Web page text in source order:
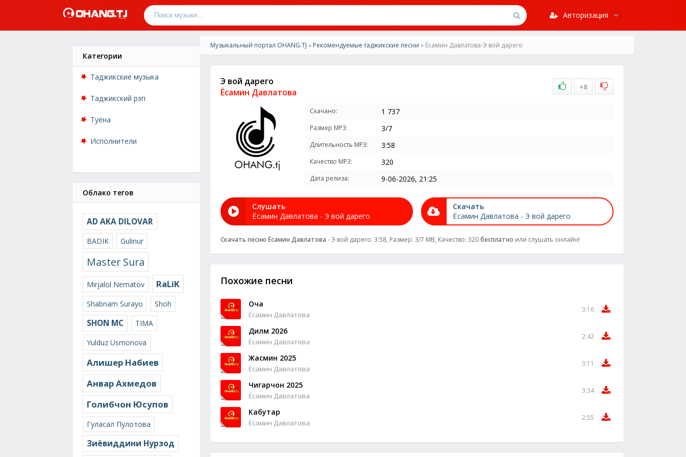
Авторизация
Категории
Таджикские музыка
Таджикский рэп
Туёна
Исполнители
Облако тегов
AD AKA DILOVAR
BADIK Gulinur
Master Sura
Mirjalol Nematov RaLiK
Shabnam Surayo Shoh
SHON MC
TIMA
Yulduz Usmonova
Алишер Набиев
Анвар Ахмедов
Голибчон Юсупов
Гуласал Пулотова
Зиёвиддини Нурзод
Музыкальный портал OHANG.TJ » Рекомендуемые таджикские песни » Ёсамин Давлатова-Э вой дарего
Э вой дарего
Ёсамин Давлатова
+8
Скачано: 1 737
Размер MP3: 3/7
Длительность MP3: 3:58
Качество MP3: 320
Дата релиза: 9-06-2026, 21:25
Слушать
Ёсамин Давлатова - Э вой дарего
Скачать
Ёсамин Давлатова - Э вой дарего
Скачать песню Ёсамин Давлатова - Э вой дарего: 3:58, Размер: 3/7 MB, Качество: 320бесплатно или слушать онлайн!
Похожие песни
Оча
Ёсамин Давлатова
3:16
Дилм 2026
Ёсамин Давлатова
2:42
Жасмин 2025
Ёсамин Давлатова
3:11
Чигарчон 2025
Ёсамин Давлатова
3:34
Кабутар
Ёсамин Давлатова
2:55